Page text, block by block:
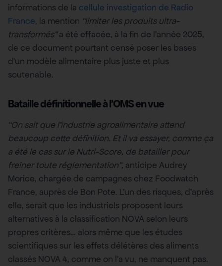
informations de la cellule investigation de Radio
France, la mention “limiter les produits ultra-
transformés”a été effacée, à la fin de l’année 2025,
de ce document pourtant censé poser les bases
d’un modèle alimentaire plus juste et plus
soutenable.
Bataille définitionnelle à l’OMS en vue
“On sait que l’industrie agroalimentaire attend
beaucoup cette définition. Et il va essayer, comme ça
a été le cas sur le Nutri-Score, de batailler pour
freiner toute réglementation”, anticipe Audrey
Morice, chargée de campagnes chez Foodwatch
France, auprès de Bon Pote. L’un des risques, d’après
elle, serait que les industriels proposent leurs
alternatives à la classification NOVA selon leurs
propres critères… alors même que les études
scientifiques sur les effets délétères des aliments
classés NOVA 4, comme on l’a vu, ne manquent pas.